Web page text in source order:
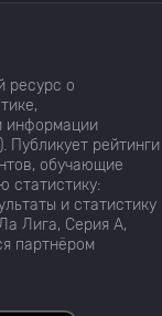
ресурс о
информации
рейтинги
обучающие
статистику:
и статистику
Лига, Серия А,
партнёром